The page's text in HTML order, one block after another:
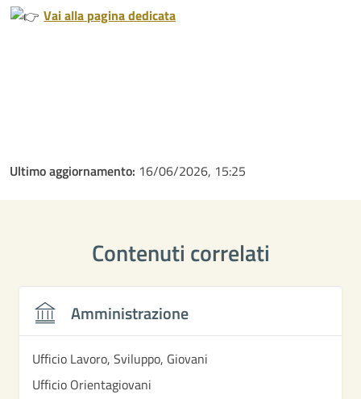
Vai alla pagina dedicata
Ultimo aggiornamento: 16/06/2026, 15:25
Contenuti correlati
Amministrazione
Ufficio Lavoro, Sviluppo, Giovani
Ufficio Orientagiovani